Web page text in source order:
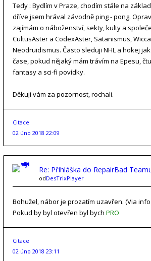
Tedy : Bydlím v Praze, chodím stále na
dříve jsem hrával závodně ping - pong.
zajímám o náboženství, sekty, kulty a
CultusAster a CodexAster, Satanismus,
Neodruidismus. Často sleduji NHL a hokej
čase, pokud nějaký mám trávím na Epesu,
fantasy a sci-fi povídky.
Děkuji vám za pozornost, rochali.
Citace
02 úno 2018 22:09
Re: Přihláška do RepairBad
odDesTrixPlayer
Bohužel, nábor je prozatím uzavřen. (Via
Pokud by byl otevřen byl bych PRO
Citace
02 úno 2018 23:11